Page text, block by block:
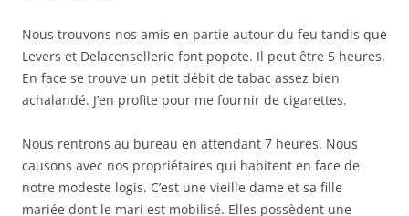
Nous trouvons nos amis en partie autour du feu tandis que
Levers et Delacensellerie font popote. Il peut être 5 heures.
En face se trouve un petit débit de tabac assez bien
achalandé. J’en profite pour me fournir de cigarettes.
Nous rentrons au bureau en attendant 7 heures. Nous
causons avec nos propriétaires qui habitent en face de
notre modeste logis. C’est une vieille dame et sa fille
mariée dont le mari est mobilisé. Elles possèdent une